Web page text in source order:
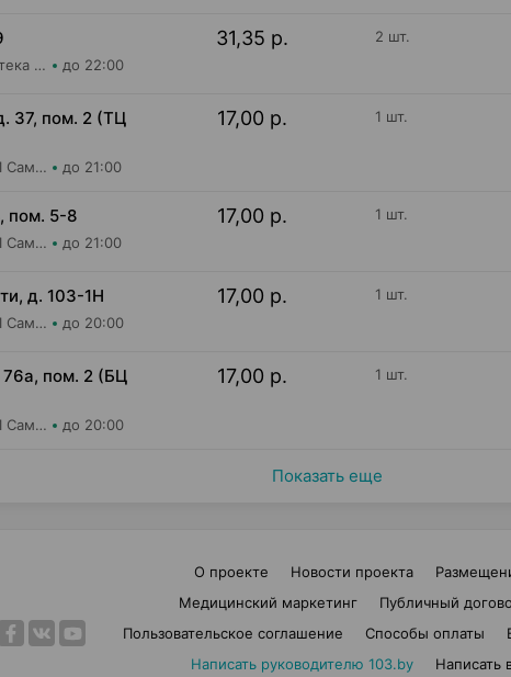
ФармОстров ООО Аптека №7 на Лынькова до 22:00
31,35 р. 2 шт.
37, пом. 2 (ТЦ
Столичная Аптека СП Самбест ООО Аптека №9 до 21:00
17,00 р. 1 шт.
пом. 5-8
Столичная Аптека СП Самбест ООО Аптека №22 до 21:00
17,00 р. 1 шт.
д. 103-1Н
Столичная Аптека СП Самбест ООО Аптека №25 до 20:00
17,00 р. 1 шт.
пом. 2 (БЦ
Столичная Аптека СП Самбест ООО Аптека №26 до 20:00
17,00 р. 1 шт.
Показать еще
О проекте Новости проекта
Медицинский маркетинг
Публичный
Пользовательское соглашение
Способы оплаты
Написать руководителю 103.by
Написать